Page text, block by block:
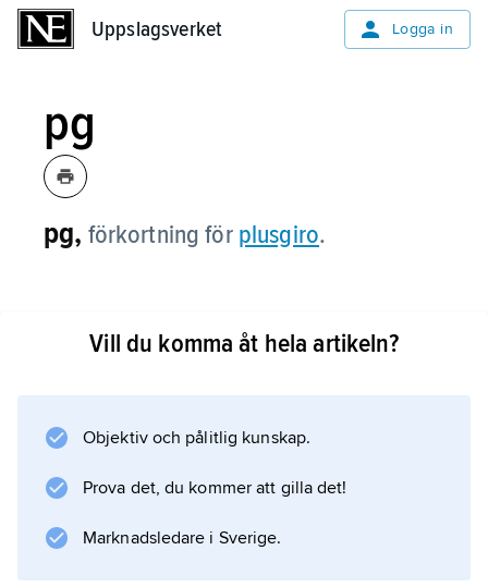
Uppslagsverket Logga in
pg
pg, förkortning för plusgiro.
Vill du komma åt hela artikeln?
Objektiv och pålitlig kunskap.
Prova det, du kommer att gilla det!
Marknadsledare i Sverige.